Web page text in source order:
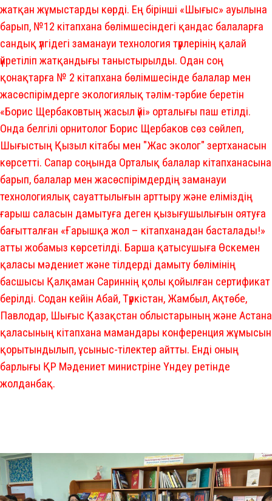
жатқан жұмыстарды көрді. Ең бірінші «Шығыс» ауылына
барып, №12 кітапхана бөлімшесіндегі қандас балаларға
сандық үлгідегі заманауи технология түрлерінің қалай
үйретіліп жатқандығы таныстырылды. Одан соң
қонақтарға № 2 кітапхана бөлімшесінде балалар мен
жасөспірімдерге экологиялық тәлім-тәрбие беретін
«Борис Щербаковтың жасыл үйі» орталығы паш етілді.
Онда белгілі орнитолог Борис Щербаков сөз сөйлеп,
Шығыстың Қызыл кітабы мен "Жас эколог" зертханасын
көрсетті. Сапар соңында Орталық балалар кітапханасына
барып, балалар мен жасөспірімдердің заманауи
технологиялық сауаттылығын арттыру және еліміздің
ғарыш саласын дамытуға деген қызығушылығын оятуға
бағытталған «Ғарышқа жол – кітапханадан басталады!»
атты жобамыз көрсетілді. Барша қатысушыға Өскемен
қаласы мәдениет және тілдерді дамыту бөлімінің
басшысы Қалқаман Сариннің қолы қойылған сертификат
берілді. Содан кейін Абай, Түркістан, Жамбыл, Ақтөбе,
Павлодар, Шығыс Қазақстан облыстарының және Астана
қаласының кітапхана мамандары конференция жұмысын
қорытындылып, ұсыныс-тілектер айтты. Енді оның
барлығы ҚР Мәдениет министріне Үндеу ретінде
жолданбақ.